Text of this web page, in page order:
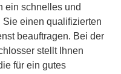
ein schnelles und
einen qualifizierten
beauftragen. Bei der
stellt Ihnen
für ein gutes